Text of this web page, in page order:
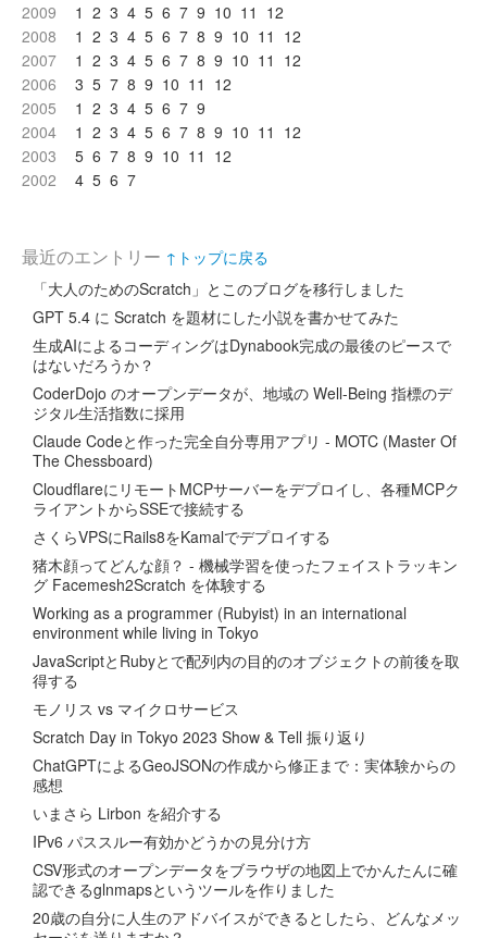
2009
1 2 3 4 5 6 7 9 10 11 12
2008
1 2 3 4 5 6 7 8 9 10 11 12
2007
1 2 3 4 5 6 7 8 9 10 11 12
2006
3 5 7 8 9 10 11 12
2005
1 2 3 4 5 6 7 9
2004
1 2 3 4 5 6 7 8 9 10 11 12
2003
5 6 7 8 9 10 11 12
2002
4 5 6 7
最近のエントリー ↑トップに戻る
「大人のためのScratch」とこのブログを移行しました
GPT 5.4 に Scratch を題材にした小説を書かせてみた
生成AIによるコーディングはDynabook完成の最後のピースで
はないだろうか？
CoderDojo のオープンデータが、地域の Well-Being 指標のデ
ジタル生活指数に採用
Claude Codeと作った完全自分専用アプリ - MOTC (Master Of
The Chessboard)
CloudflareにリモートMCPサーバーをデプロイし、各種MCPク
ライアントからSSEで接続する
さくらVPSにRails8をKamalでデプロイする
猪木顔ってどんな顔？ - 機械学習を使ったフェイストラッキン
グ Facemesh2Scratch を体験する
Working as a programmer (Rubyist) in an international
environment while living in Tokyo
JavaScriptとRubyとで配列内の目的のオブジェクトの前後を取
得する
モノリス vs マイクロサービス
Scratch Day in Tokyo 2023 Show & Tell 振り返り
ChatGPTによるGeoJSONの作成から修正まで：実体験からの
感想
いまさら Lirbon を紹介する
IPv6 パススルー有効かどうかの見分け方
CSV形式のオープンデータをブラウザの地図上でかんたんに確
認できるglnmapsというツールを作りました
20歳の自分に人生のアドバイスができるとしたら、どんなメッ